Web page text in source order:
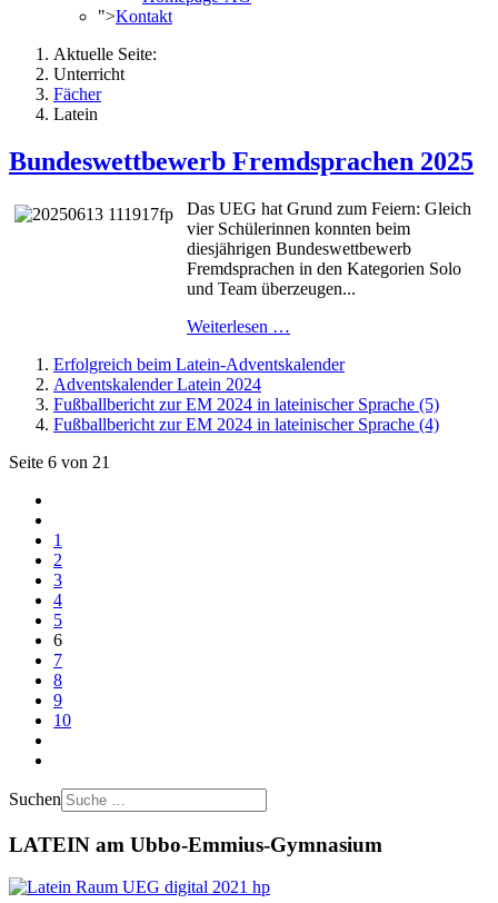
">Kontakt
Aktuelle Seite:
Unterricht
Fächer
Latein
Bundeswettbewerb Fremdsprachen 2025
Das UEG hat Grund zum Feiern: Gleich
vier Schülerinnen konnten beim
diesjährigen Bundeswettbewerb
Fremdsprachen in den Kategorien Solo
und Team überzeugen...
Weiterlesen …
Erfolgreich beim Latein-Adventskalender
Adventskalender Latein 2024
Fußballbericht zur EM 2024 in lateinischer Sprache (5)
Fußballbericht zur EM 2024 in lateinischer Sprache (4)
Seite 6 von 21
1
2
3
4
5
6
7
8
9
10
Suchen
LATEIN am Ubbo-Emmius-Gymnasium